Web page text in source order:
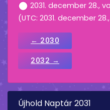
2031. december 28.,
(UTC: 2031. december
← 2030
2032 →
Újhold Naptár 2031